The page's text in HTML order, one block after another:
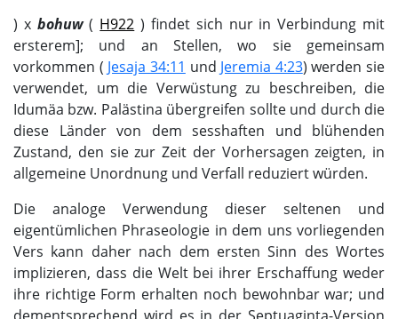
) х bohuw( H922 ) findet sich nur in Verbindung mit
ersterem]; und an Stellen, wo sie gemeinsam
vorkommen ( Jesaja 34:11 und Jeremia 4:23) werden sie
verwendet, um die Verwüstung zu beschreiben, die
Idumäa bzw. Palästina übergreifen sollte und durch die
diese Länder von dem sesshaften und blühenden
Zustand, den sie zur Zeit der Vorhersagen zeigten, in
allgemeine Unordnung und Verfall reduziert würden.
Die analoge Verwendung dieser seltenen und
eigentümlichen Phraseologie in dem uns vorliegenden
Vers kann daher nach dem ersten Sinn des Wortes
implizieren, dass die Welt bei ihrer Erschaffung weder
ihre richtige Form erhalten noch bewohnbar war; und